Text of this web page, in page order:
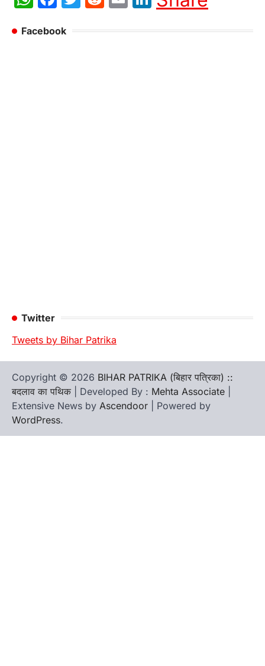
Facebook
Twitter
Tweets by Bihar Patrika
Copyright © 2026 BIHAR PATRIKA (बिहार पत्रिका) ::
बदलाव का पथिक | Developed By : Mehta Associate
Extensive News by Ascendoor | Powered by
WordPress.